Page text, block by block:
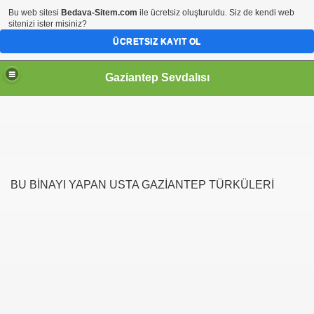
Gaziantep Sevdalısı
BU BİNAYI YAPAN USTA GAZİANTEP TÜRKÜLERİ
Bu web sitesi Bedava-Sitem.com ile ücretsiz oluşturuldu. Siz de kendi web
sitenizi ister misiniz?
ÜCRETSIZ KAYIT OL